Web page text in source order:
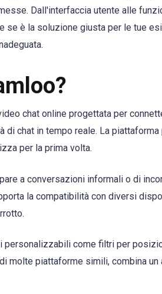
Dall'interfaccia utente alle
se è la soluzione giusta per le tue
chat online progettata per
di chat in tempo reale. La
per la prima volta.
a conversazioni informali o di
la compatibilità con diversi
personalizzabili come filtri per
molte piattaforme simili, combina